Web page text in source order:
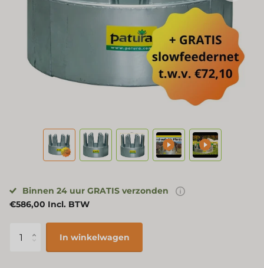
Binnen 24 uur GRATIS verzonden
€586,00 Incl. BTW
In winkelwagen